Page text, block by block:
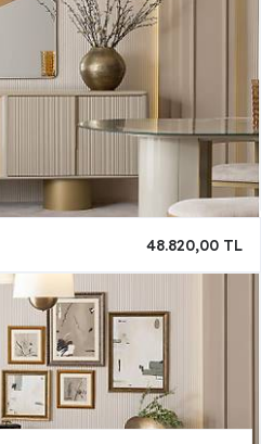
48.820,00 TL